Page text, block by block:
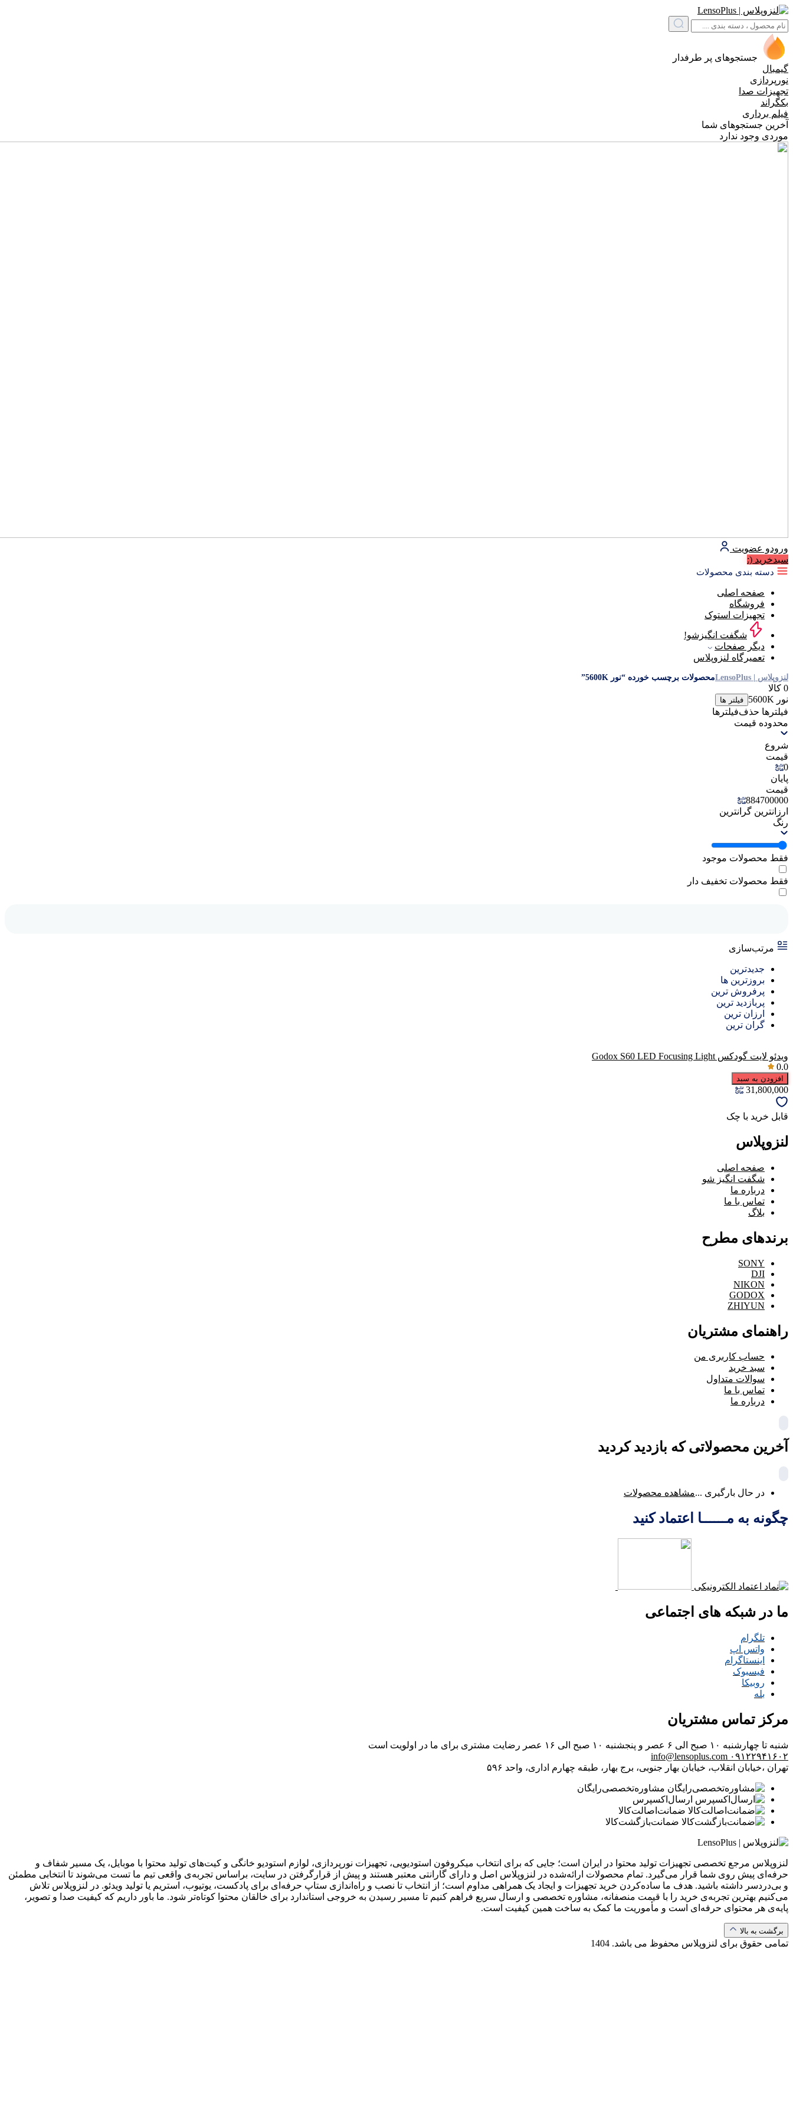
جستجوهای پر طرفدار
گیمبال
نورپردازی
تجهیزات صدا
بکگراند
فیلم برداری
آخرین جستجوهای شما
موردی وجود ندارد
ورودو عضویت
سبد‌خرید (:
دسته بندی محصولات
صفحه اصلی
فروشگاه
تجهیزات استوک
شگفت انگیزشو!
دیگر صفحات
تعمیرگاه لنزوپلاس
لنزوپلاس | LensoPlus محصولات برچسب خورده “نور 5600K”
0 کالا
نور 5600K
فیلتر ها
فیلترها حذف‌فیلتر‌ها
محدوده قیمت
شروع
قیمت
0
پایان
قیمت
884700000
ارزانترین گرانترین
رنگ
فقط محصولات موجود
فقط محصولات تخفیف دار
مرتب‌سازی
جدیدترین
بروزترین ها
پرفروش ترین
پربازدید ترین
ارزان ترین
گران ترین
ویدئو لایت گودکس Godox S60 LED Focusing Light
0.0
افزودن به سبد
31,800,000
قابل خرید با چک
لنزوپلاس
صفحه اصلی
شگفت انگیز شو
درباره ما
تماس با ما
بلاگ
برندهای مطرح
SONY
DJI
NIKON
GODOX
ZHIYUN
راهنمای مشتریان
حساب کاربری من
سبد خرید
سوالات متداول
تماس با ما
درباره ما
آخرین محصولاتی که بازدید کردید
در حال بارگیری ...مشاهده محصولات
چگونه به مــــــا اعتماد کنید
ما در شبکه های اجتماعی
تلگرام
واتس اپ
اینستاگرام
فیسبوک
روبیکا
بله
مرکز تماس مشتریان
شنبه تا چهارشنبه ۱۰ صبح الی ۶ عصر و پنجشنبه ۱۰ صبح الی ۱۶ عصر
رضایت مشتری برای ما در اولویت است
۰۹۱۲۲۹۴۱۶۰۲ info@lensoplus.com
تهران ،خیابان انقلاب، خیابان بهار جنوبی، برج بهار، طبقه چهارم اداری، واحد ۵۹۶
مشاوره‌تخصصی‌رایگان
ارسال‌اکسپرس
ضمانت‌اصالت‌کالا
ضمانت‌بازگشت‌کالا
لنزوپلاس مرجع تخصصی تجهیزات تولید محتوا در ایران است؛ جایی که برای انتخاب میکروفون استودیویی، تجهیزات نورپردازی، لوازم استودیو خانگی و کیت‌های تولید محتوا با موبایل، یک مسیر شفاف و
حرفه‌ای پیش روی شما قرار می‌گیرد. تمام محصولات ارائه‌شده در لنزوپلاس اصل و دارای گارانتی معتبر هستند و پیش از قرارگرفتن در سایت، براساس تجربه‌ی واقعی تیم ما تست می‌شوند تا انتخابی مطمئن
و بی‌دردسر داشته باشید. هدف ما ساده‌کردن خرید تجهیزات و ایجاد یک همراهی مداوم است؛ از انتخاب تا نصب و راه‌اندازی ستاپ حرفه‌ای برای پادکست، یوتیوب، استریم یا تولید ویدئو. در لنزوپلاس تلاش
می‌کنیم بهترین تجربه‌ی خرید را با قیمت منصفانه، مشاوره تخصصی و ارسال سریع فراهم کنیم تا مسیر رسیدن به خروجی استاندارد برای خالقان محتوا کوتاه‌تر شود. ما باور داریم که کیفیت صدا و تصویر،
پایه‌ی هر محتوای حرفه‌ای است و مأموریت ما کمک به ساخت همین کیفیت است.
برگشت به بالا
تمامی حقوق برای لنزوپلاس محفوظ می باشد. 1404